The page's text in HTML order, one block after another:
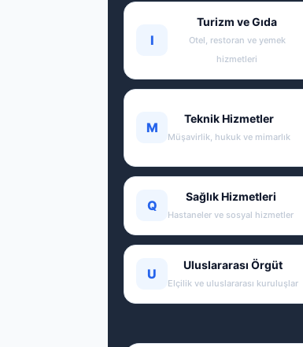
I
Turizm ve Gıda
Otel, restoran ve yemek
hizmetleri
M
Teknik Hizmetler
Müşavirlik, hukuk ve mimarlık
Q
Sağlık Hizmetleri
Hastaneler ve sosyal hizmetler
U
Uluslararası Örgüt
Elçilik ve uluslararası kuruluşlar